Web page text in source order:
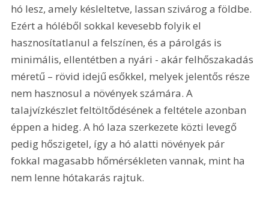
hó lesz, amely késleltetve, lassan szivárog a földbe.
Ezért a hóléből sokkal kevesebb folyik el
hasznosítatlanul a felszínen, és a párolgás is
minimális, ellentétben a nyári - akár felhőszakadás
méretű – rövid idejű esőkkel, melyek jelentős része
nem hasznosul a növények számára. A
talajvízkészlet feltöltődésének a feltétele azonban
éppen a hideg. A hó laza szerkezete közti levegő
pedig hőszigetel, így a hó alatti növények pár
fokkal magasabb hőmérsékleten vannak, mint ha
nem lenne hótakarás rajtuk.